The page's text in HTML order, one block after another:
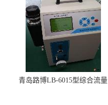
青岛路博LB-6015型综合流量